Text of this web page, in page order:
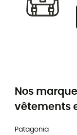
Nos
vêtements
Patagonia